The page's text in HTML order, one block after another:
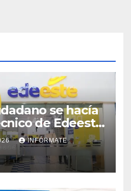
se hacía
de Edeeste
dueños de
INFÓRMATE